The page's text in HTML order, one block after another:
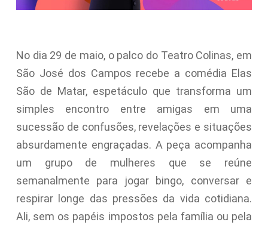
No dia 29 de maio, o palco do Teatro Colinas, em
São José dos Campos recebe a comédia Elas
São de Matar, espetáculo que transforma um
simples encontro entre amigas em uma
sucessão de confusões, revelações e situações
absurdamente engraçadas. A peça acompanha
um grupo de mulheres que se reúne
semanalmente para jogar bingo, conversar e
respirar longe das pressões da vida cotidiana.
Ali, sem os papéis impostos pela família ou pela